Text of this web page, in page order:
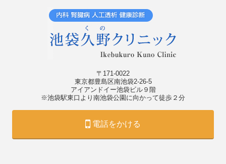
〒171-0022
東京都豊島区南池袋2-26-5
アイアンドイー池袋ビル９階
※池袋駅東口より南池袋公園に向かって徒歩２分
電話をかける